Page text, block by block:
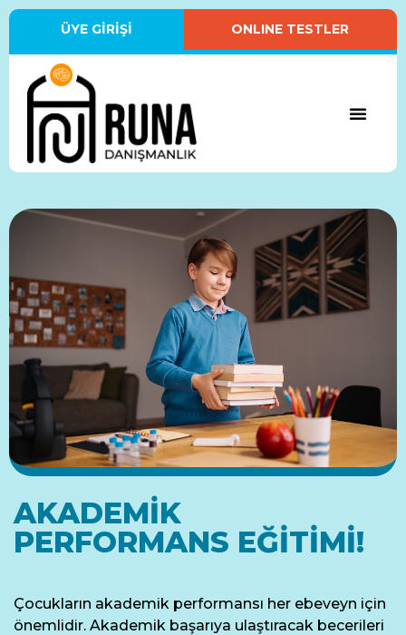
ÜYE GİRİŞİ ONLINE TESTLER
AKADEMİK
PERFORMANS EĞİTİMİ!
Çocukların akademik performansı her ebeveyn için
önemlidir. Akademik başarıya ulaştıracak becerileri